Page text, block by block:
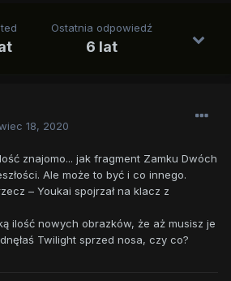
Ostatnia odpowiedź
6 lat
18, 2020
znajomo... jak fragment Zamku Dwóch
Ale może to być i co innego.
– Youkai spojrzał na klacz z
ilość nowych obrazków, że aż musisz je
Twilight sprzed nosa, czy co?